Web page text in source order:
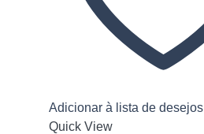
Adicionar à lista de desejos
Quick View